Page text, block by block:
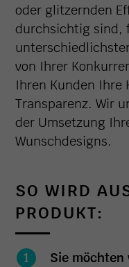
oder glitzernden
durchsichtig sind,
von Ihrer
Ihren Kunden Ihre
Transparenz. Wir
der Umsetzung
Wunschdesigns.
SO WIRD
PRODUKT:
Sie möchten